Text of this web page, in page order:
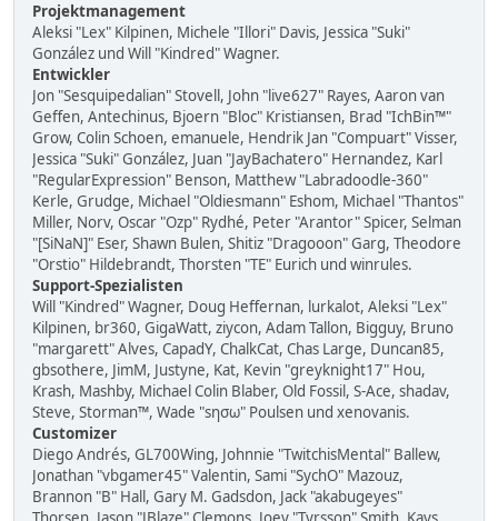
Projektmanagement
Aleksi "Lex" Kilpinen, Michele "Illori" Davis, Jessica "Suki"
González und Will "Kindred" Wagner.
Entwickler
Jon "Sesquipedalian" Stovell, John "live627" Rayes, Aaron van
Geffen, Antechinus, Bjoern "Bloc" Kristiansen, Brad "IchBin™"
Grow, Colin Schoen, emanuele, Hendrik Jan "Compuart" Visser,
Jessica "Suki" González, Juan "JayBachatero" Hernandez, Karl
"RegularExpression" Benson, Matthew "Labradoodle-360"
Kerle, Grudge, Michael "Oldiesmann" Eshom, Michael "Thantos"
Miller, Norv, Oscar "Ozp" Rydhé, Peter "Arantor" Spicer, Selman
"[SiNaN]" Eser, Shawn Bulen, Shitiz "Dragooon" Garg, Theodore
"Orstio" Hildebrandt, Thorsten "TE" Eurich und winrules.
Support-Spezialisten
Will "Kindred" Wagner, Doug Heffernan, lurkalot, Aleksi "Lex"
Kilpinen, br360, GigaWatt, ziycon, Adam Tallon, Bigguy, Bruno
"margarett" Alves, CapadY, ChalkCat, Chas Large, Duncan85,
gbsothere, JimM, Justyne, Kat, Kevin "greyknight17" Hou,
Krash, Mashby, Michael Colin Blaber, Old Fossil, S-Ace, shadav,
Steve, Storman™, Wade "sησω" Poulsen und xenovanis.
Customizer
Diego Andrés, GL700Wing, Johnnie "TwitchisMental" Ballew,
Jonathan "vbgamer45" Valentin, Sami "SychO" Mazouz,
Brannon "B" Hall, Gary M. Gadsdon, Jack "akabugeyes"